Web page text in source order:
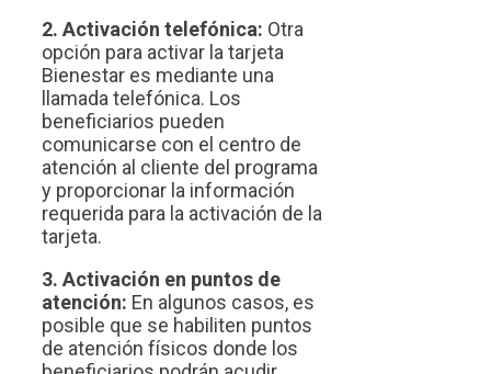
2. Activación telefónica: Otra
opción para activar la tarjeta
Bienestar es mediante una
llamada telefónica. Los
beneficiarios pueden
comunicarse con el centro de
atención al cliente del programa
y proporcionar la información
requerida para la activación de la
tarjeta.
3. Activación en puntos de
atención: En algunos casos, es
posible que se habiliten puntos
de atención físicos donde los